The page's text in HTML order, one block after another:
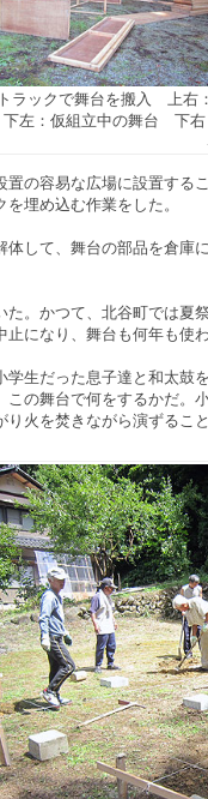
ラックで舞台を搬入 上右
左：仮組立中の舞台 下右
の容易な広場に設置する
埋め込む作業をした。
して、舞台の部品を倉庫
。かつて、北谷町では夏
になり、舞台も何年も使
生だった息子達と和太鼓
の舞台で何をするかだ。
り火を焚きながら演ずるこ